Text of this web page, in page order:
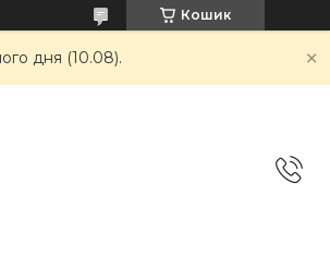
Кошик
дня (10.08).